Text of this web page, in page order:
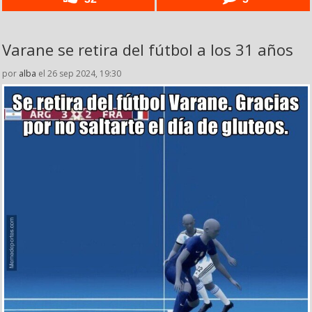
Varane se retira del fútbol a los 31 años
por alba el 26 sep 2024, 19:30